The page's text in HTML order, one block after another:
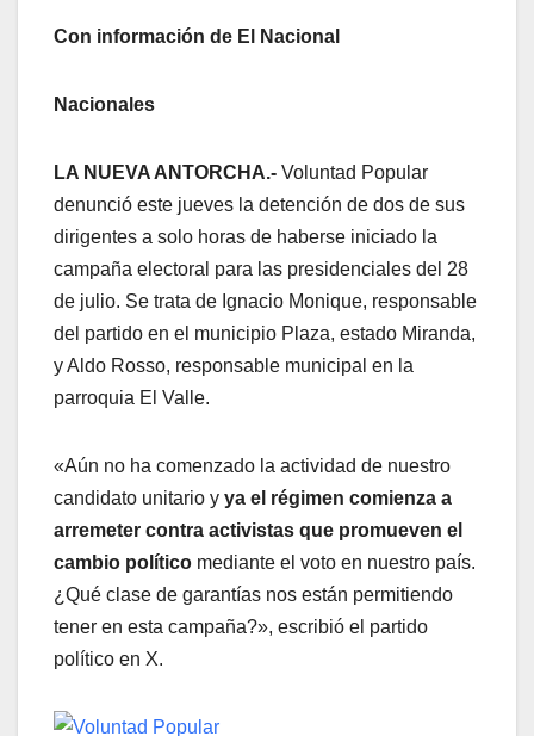
Con información de El Nacional
Nacionales
LA NUEVA ANTORCHA.- Voluntad Popular
denunció este jueves la detención de dos de sus
dirigentes a solo horas de haberse iniciado la
campaña electoral para las presidenciales del 28
de julio. Se trata de Ignacio Monique, responsable
del partido en el municipio Plaza, estado Miranda,
y Aldo Rosso, responsable municipal en la
parroquia El Valle.
«Aún no ha comenzado la actividad de nuestro
candidato unitario y ya el régimen comienza a
arremeter contra activistas que promueven el
cambio político mediante el voto en nuestro país.
¿Qué clase de garantías nos están permitiendo
tener en esta campaña?», escribió el partido
político en X.